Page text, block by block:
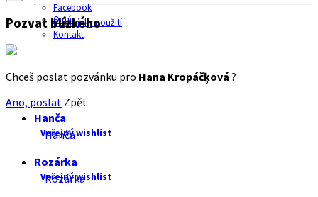
Facebook
O nás
Podmínky použití
Kontakt
Pozvat blízkého
Chceš poslat pozvánku pro Hana Kropáčķová ?
Ano, poslat Zpět
Hanča
Veřejný wishlist
Hanča
Rozárka
Veřejný wishlist
Rozárka